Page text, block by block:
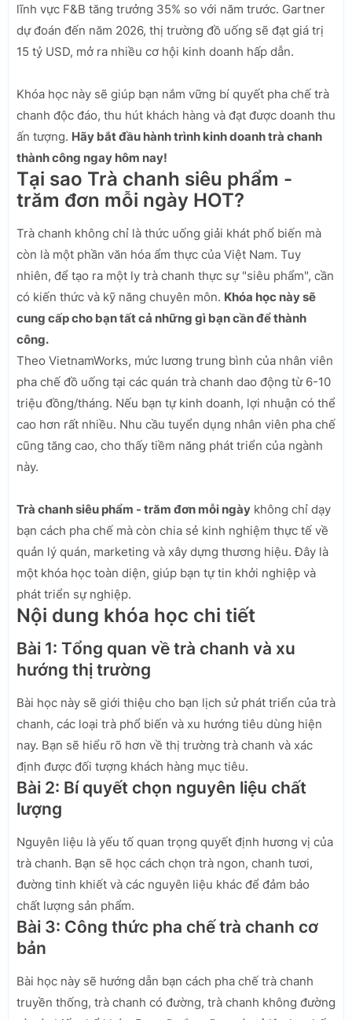
lĩnh vực F&B tăng trưởng 35% so với năm trước. Gartner
dự đoán đến năm 2026, thị trường đồ uống sẽ đạt giá trị
15 tỷ USD, mở ra nhiều cơ hội kinh doanh hấp dẫn.
Khóa học này sẽ giúp bạn nắm vững bí quyết pha chế trà
chanh độc đáo, thu hút khách hàng và đạt được doanh thu
ấn tượng. Hãy bắt đầu hành trình kinh doanh trà chanh
thành công ngay hôm nay!
Tại sao Trà chanh siêu phẩm -
trăm đơn mỗi ngày HOT?
Trà chanh không chỉ là thức uống giải khát phổ biến mà
còn là một phần văn hóa ẩm thực của Việt Nam. Tuy
nhiên, để tạo ra một ly trà chanh thực sự "siêu phẩm", cần
có kiến thức và kỹ năng chuyên môn. Khóa học này sẽ
cung cấp cho bạn tất cả những gì bạn cần để thành
công.
Theo VietnamWorks, mức lương trung bình của nhân viên
pha chế đồ uống tại các quán trà chanh dao động từ 6-10
triệu đồng/tháng. Nếu bạn tự kinh doanh, lợi nhuận có thể
cao hơn rất nhiều. Nhu cầu tuyển dụng nhân viên pha chế
cũng tăng cao, cho thấy tiềm năng phát triển của ngành
này.
Trà chanh siêu phẩm - trăm đơn mỗi ngày không chỉ dạy
bạn cách pha chế mà còn chia sẻ kinh nghiệm thực tế về
quản lý quán, marketing và xây dựng thương hiệu. Đây là
một khóa học toàn diện, giúp bạn tự tin khởi nghiệp và
phát triển sự nghiệp.
Nội dung khóa học chi tiết
Bài 1: Tổng quan về trà chanh và xu
hướng thị trường
Bài học này sẽ giới thiệu cho bạn lịch sử phát triển của trà
chanh, các loại trà phổ biến và xu hướng tiêu dùng hiện
nay. Bạn sẽ hiểu rõ hơn về thị trường trà chanh và xác
định được đối tượng khách hàng mục tiêu.
Bài 2: Bí quyết chọn nguyên liệu chất
lượng
Nguyên liệu là yếu tố quan trọng quyết định hương vị của
trà chanh. Bạn sẽ học cách chọn trà ngon, chanh tươi,
đường tinh khiết và các nguyên liệu khác để đảm bảo
chất lượng sản phẩm.
Bài 3: Công thức pha chế trà chanh cơ
bản
Bài học này sẽ hướng dẫn bạn cách pha chế trà chanh
truyền thống, trà chanh có đường, trà chanh không đường